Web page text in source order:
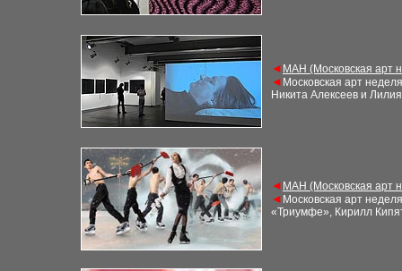
◄ МАН (Московская арт
◄ Московская арт неделя
Никита Алексеев и
◄ МАН (Московская арт
◄ Московская арт неделя
«Триумфе», Кирилл